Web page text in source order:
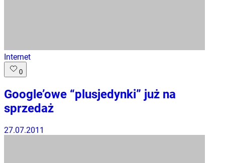
Internet
0
Google’owe “plusjedynki” już na
sprzedaż
27.07.2011